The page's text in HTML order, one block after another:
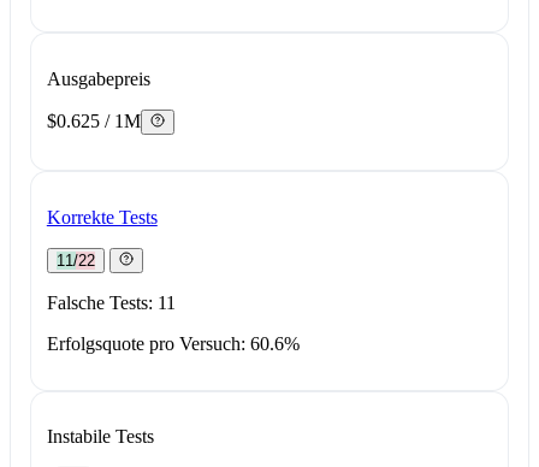
Ausgabepreis
$0.625 / 1M
Korrekte Tests
11/22
Falsche Tests: 11
Erfolgsquote pro Versuch: 60.6%
Instabile Tests